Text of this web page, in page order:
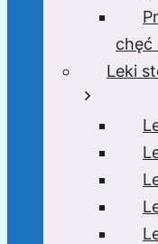
chęć
Leki